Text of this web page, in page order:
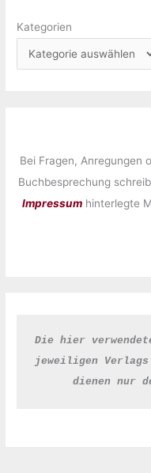
Kategorien
Bei Fragen, Anregungen
Buchbesprechung
Impressumhinterlegte
Die hier
jeweiligen
dienen nur